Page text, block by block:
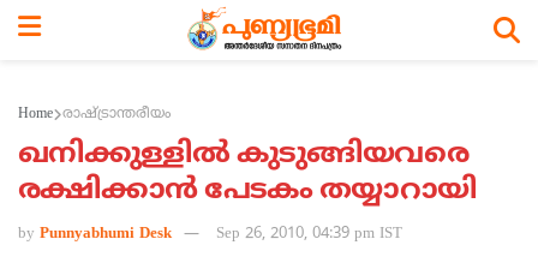
Home രാഷ്ട്രാന്തരീയം
ഖനിക്കുള്ളില്‍ കുടുങ്ങിയവരെ
രക്ഷിക്കാന്‍ പേടകം തയ്യാറായി
by Punnyabhumi Desk Sep 26, 2010, 04:39 pm IST